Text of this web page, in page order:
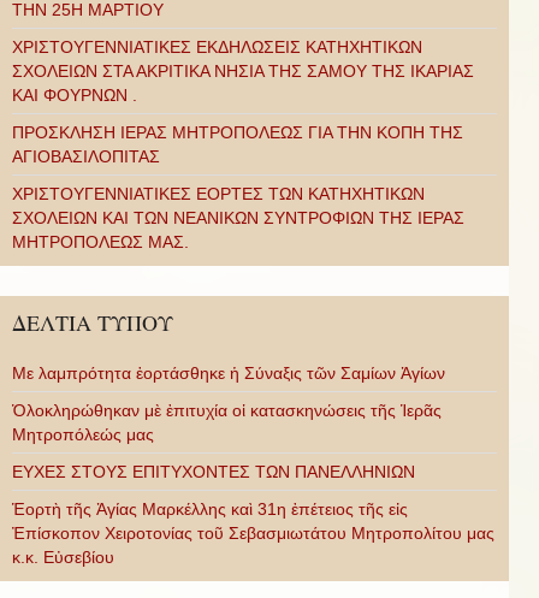
ΤΗΝ 25Η ΜΑΡΤΙΟΥ
ΧΡΙΣΤΟΥΓΕΝΝΙΑΤΙΚΕΣ ΕΚΔΗΛΩΣΕΙΣ ΚΑΤΗΧΗΤΙΚΩΝ
ΣΧΟΛΕΙΩΝ ΣΤΑ ΑΚΡΙΤΙΚΑ ΝΗΣΙΑ ΤΗΣ ΣΑΜΟΥ ΤΗΣ ΙΚΑΡΙΑΣ
ΚΑΙ ΦΟΥΡΝΩΝ .
ΠΡΟΣΚΛΗΣΗ ΙΕΡΑΣ ΜΗΤΡΟΠΟΛΕΩΣ ΓΙΑ ΤΗΝ ΚΟΠΗ ΤΗΣ
ΑΓΙΟΒΑΣΙΛΟΠΙΤΑΣ
ΧΡΙΣΤΟΥΓΕΝΝΙΑΤΙΚΕΣ ΕΟΡΤΕΣ ΤΩΝ ΚΑΤΗΧΗΤΙΚΩΝ
ΣΧΟΛΕΙΩΝ ΚΑΙ ΤΩΝ ΝΕΑΝΙΚΩΝ ΣΥΝΤΡΟΦΙΩΝ ΤΗΣ ΙΕΡΑΣ
ΜΗΤΡΟΠΟΛΕΩΣ ΜΑΣ.
ΔΕΛΤΙΑ ΤΥΠΟΥ
Με λαμπρότητα ἑορτάσθηκε ἡ Σύναξις τῶν Σαμίων Ἁγίων
Ὁλοκληρώθηκαν μὲ ἐπιτυχία οἱ κατασκηνώσεις τῆς Ἱερᾶς
Μητροπόλεώς μας
ΕΥΧΕΣ ΣΤΟΥΣ ΕΠΙΤΥΧΟΝΤΕΣ ΤΩΝ ΠΑΝΕΛΛΗΝΙΩΝ
Ἑορτὴ τῆς Ἁγίας Μαρκέλλης καὶ 31η ἐπέτειος τῆς εἰς
Ἐπίσκοπον Χειροτονίας τοῦ Σεβασμιωτάτου Μητροπολίτου μας
κ.κ. Εὐσεβίου